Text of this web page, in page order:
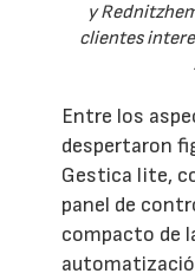
y
clientes
Entre los
despertaron
Gestica lite,
panel de
compacto de